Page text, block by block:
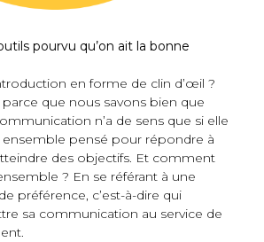
pourvu qu’on ait la bonne
en forme de clin d’œil ?
que nous savons bien que
n’a de sens que si elle
ensemble pensé pour répondre à
des objectifs. Et comment
? En se référant à une
préférence, c’est-à-dire qui
sa communication au service de